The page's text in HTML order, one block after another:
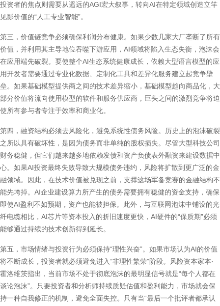
投资者的焦点则需要从遥远的AGI宏大叙事，转向AI在特定领域创造立竿
见影价值的“人工专业智能”。
第三，价值链竞争必须确保利润分布健康。如果少数几家大厂垄断了所有
价值，并利用其主导地位吞噬下游应用，AI领域将陷入生态失衡，泡沫会
在应用端先破裂。要使整个AI生态系统健康成长，依赖大型语言模型的应
用开发者需要通过专业化数据、定制化工具和差异化服务建立起竞争壁
垒。如果基础模型提供商之间的技术差异缩小，基础模型趋向商品化，大
部分价值将流向使用模型的软件和服务供应商，巨头之间的激烈竞争将迫
使所有参与者专注于效率和商业化。
第四，融资结构必须去风险化，避免系统性债务风险。历史上的泡沫破裂
之所以具有破坏性，是因为债务而非单纯的股权损失。尽管大型科技公司
财务稳健，但它们越来越多地依赖发债和资产负债表外融资来建设数据中
心。如果AI投资最终失败导致大规模债务违约，风险将扩散到更广泛的金
融领域。因此，在技术价值被兑现之前，支撑这场军备竞赛的金融结构不
能先垮掉。AI企业建设算力所产生的债务需要拥有稳健的资金支持，确保
即使AI盈利不如预期，资产也能被担保。此外，与互联网泡沫中铺设的光
纤电缆相比，AI芯片等资本投入的折旧速度更快，AI硬件的“保质期”必须
能够通过持续的技术创新得到延长。
第五，市场情绪与投资行为必须保持“理性兴奋”。如果市场认为AI的价值
将不断成长，投资者就必须避免进入“非理性繁荣”阶段。风险资本家本·
霍洛维茨指出，当前市场不处于彻底泡沫的最明显信号就是“每个人都在
谈论泡沫”。只要投资者和分析师持续质疑估值和盈利能力，市场就会保
持一种自我修正的机制，避免全面失控。只有当“最后一个批评者都承认